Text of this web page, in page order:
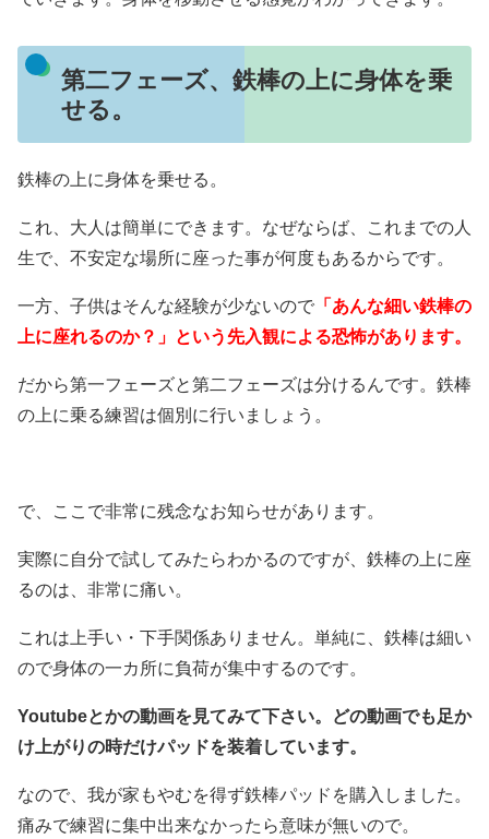
第二フェーズ、鉄棒の上に身体を乗
せる。
鉄棒の上に身体を乗せる。
これ、大人は簡単にできます。なぜならば、これまでの人
生で、不安定な場所に座った事が何度もあるからです。
一方、子供はそんな経験が少ないので 「あんな細い鉄棒の
上に座れるのか？」という先入観による恐怖があります。
だから第一フェーズと第二フェーズは分けるんです。鉄棒
の上に乗る練習は個別に行いましょう。
で、ここで非常に残念なお知らせがあります。
実際に自分で試してみたらわかるのですが、鉄棒の上に座
るのは、非常に痛い。
これは上手い・下手関係ありません。単純に、鉄棒は細い
ので身体の一カ所に負荷が集中するのです。
Youtubeとかの動画を見てみて下さい。どの動画でも足か
け上がりの時だけパッドを装着しています。
なので、我が家もやむを得ず鉄棒パッドを購入しました。
痛みで練習に集中出来なかったら意味が無いので。